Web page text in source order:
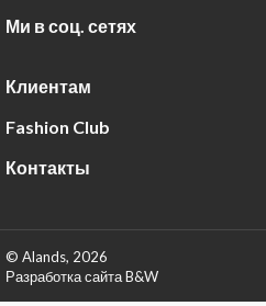
Ми в соц. сетях
Клиентам
Fashion Club
Контакты
© Alands, 2026
Разработка сайта B&W